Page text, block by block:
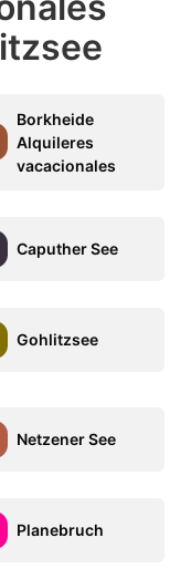
Borkheide
Alquileres
vacacionales
Caputher See
Gohlitzsee
Netzener See
Planebruch